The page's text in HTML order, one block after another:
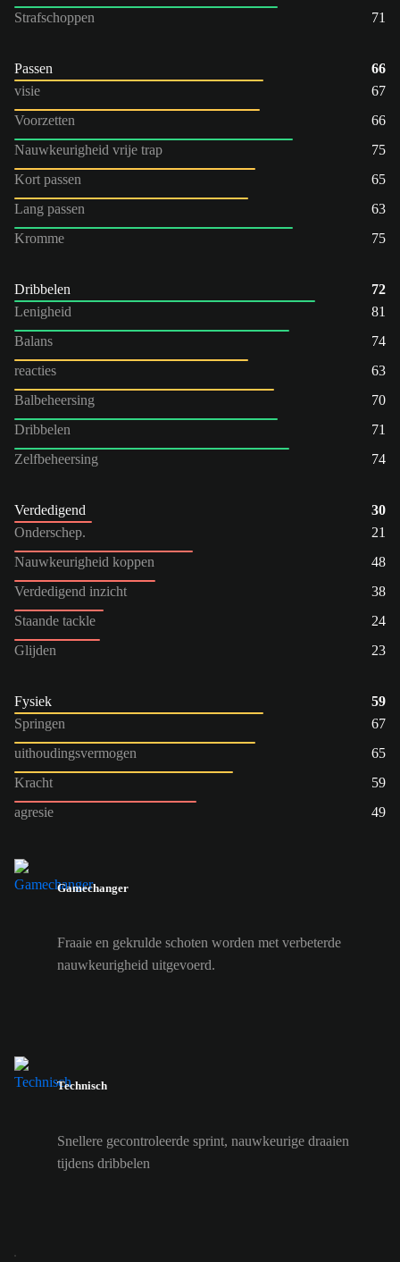
Strafschoppen
71
Passen
66
visie
67
Voorzetten
66
Nauwkeurigheid vrije trap
75
Kort passen
65
Lang passen
63
Kromme
75
Dribbelen
72
Lenigheid
81
Balans
74
reacties
63
Balbeheersing
70
Dribbelen
71
Zelfbeheersing
74
Verdedigend
30
Onderschep.
21
Nauwkeurigheid koppen
48
Verdedigend inzicht
38
Staande tackle
24
Glijden
23
Fysiek
59
Springen
67
uithoudingsvermogen
65
Kracht
59
agresie
49
Gamechanger
Fraaie en gekrulde schoten worden met verbeterde
nauwkeurigheid uitgevoerd.
Technisch
Snellere gecontroleerde sprint, nauwkeurige draaien
tijdens dribbelen